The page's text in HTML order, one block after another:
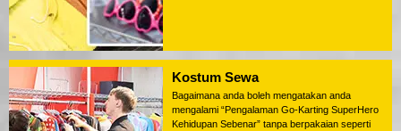
Kostum Sewa
Bagaimana anda boleh mengatakan anda
mengalami “Pengalaman Go-Karting SuperHero
Kehidupan Sebenar” tanpa berpakaian seperti